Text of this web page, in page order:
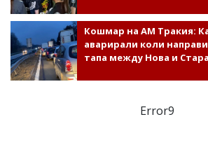
Кошмар на АМ Тракия:
аварирали коли
тапа между Нова и
Error9